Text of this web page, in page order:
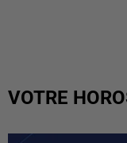
VOTRE